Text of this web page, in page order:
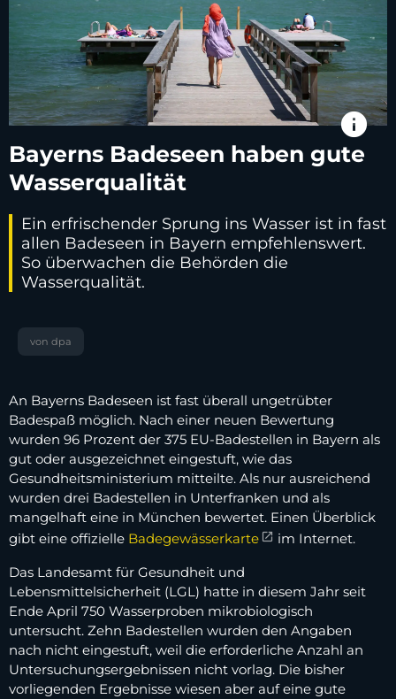
info
Bayerns Badeseen haben gute
Wasserqualität
Ein erfrischender Sprung ins Wasser ist in fast
allen Badeseen in Bayern empfehlenswert.
So überwachen die Behörden die
Wasserqualität.
von dpa
An Bayerns Badeseen ist fast überall ungetrübter
Badespaß möglich. Nach einer neuen Bewertung
wurden 96 Prozent der 375 EU-Badestellen in Bayern als
gut oder ausgezeichnet eingestuft, wie das
Gesundheitsministerium mitteilte. Als nur ausreichend
wurden drei Badestellen in Unterfranken und als
mangelhaft eine in München bewertet. Einen Überblick
gibt eine offizielle Badegewässerkarte
im Internet.
Das Landesamt für Gesundheit und
Lebensmittelsicherheit (LGL) hatte in diesem Jahr seit
Ende April 750 Wasserproben mikrobiologisch
untersucht. Zehn Badestellen wurden den Angaben
nach nicht eingestuft, weil die erforderliche Anzahl an
Untersuchungsergebnissen nicht vorlag. Die bisher
vorliegenden Ergebnisse wiesen aber auf eine gute